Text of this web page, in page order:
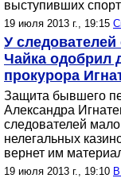
выступивших
19 июля 2013 г., 19:15
У
Чайка одобрил
прокурора
Защита бывшего
Александра
следователей
нелегальных
вернет им
19 июля 2013 г., 19:10